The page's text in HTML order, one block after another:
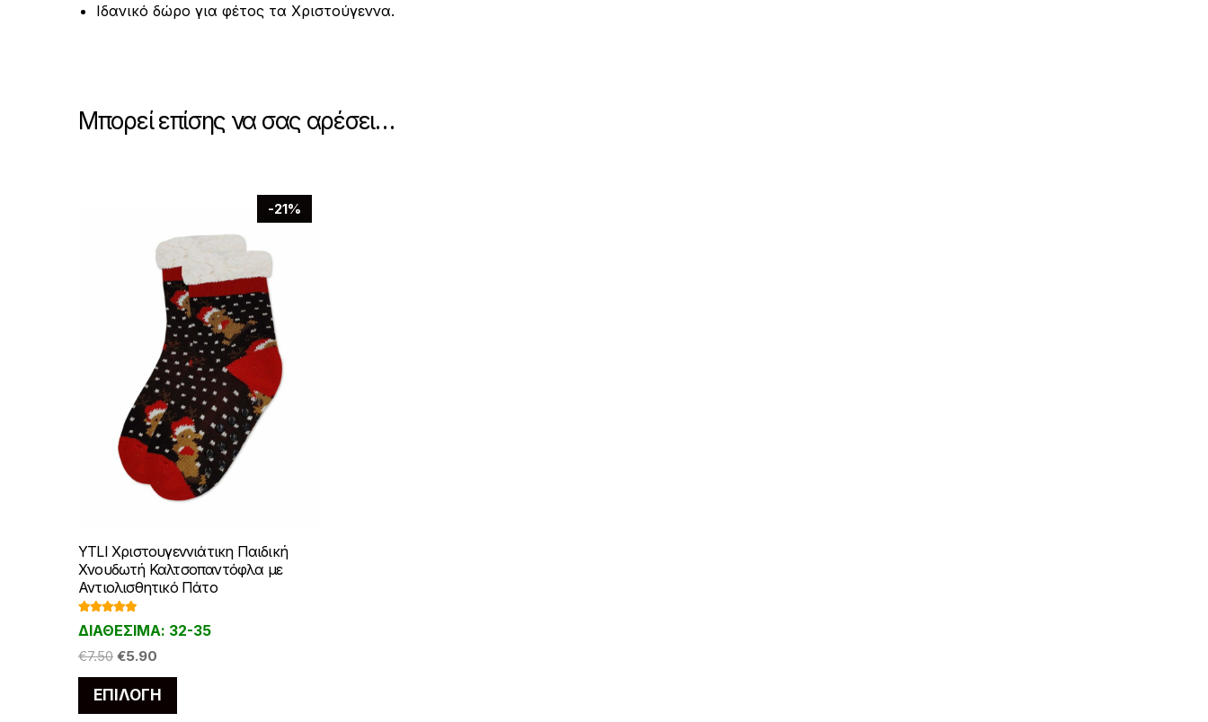
Ιδανικό δώρο για φέτος τα Χριστούγεννα.
Μπορεί επίσης να σας αρέσει…
-21%
YTLI Χριστουγεννιάτικη Παιδική
Χνουδωτή Καλτσοπαντόφλα με
Αντιολισθητικό Πάτο
Βαθμολογ
ήθηκε με
ΔΙΑΘΕΣΙΜΑ: 32-35
€7.50 Original
price
was:
€7.50.
€5.90
τρέχουσα
τιμή
είναι:
ΕΠΙΛΟΓΉ
το